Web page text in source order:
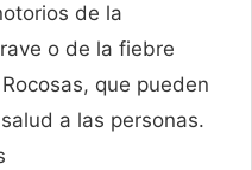
de la
o de la fiebre
que pueden
a las personas.